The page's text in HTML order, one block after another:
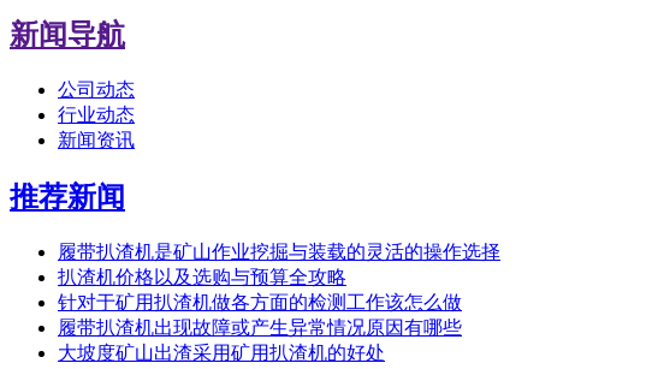
新闻导航
公司动态
行业动态
新闻资讯
推荐新闻
履带扒渣机是矿山作业挖掘与装载的灵活的操作选择
扒渣机价格以及选购与预算全攻略
针对于矿用扒渣机做各方面的检测工作该怎么做
履带扒渣机出现故障或产生异常情况原因有哪些
大坡度矿山出渣采用矿用扒渣机的好处